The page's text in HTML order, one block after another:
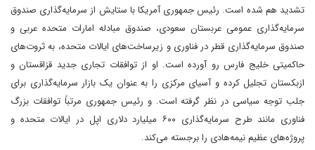
تشدید هم شده است. رئیس جمهوری آمریکا با ستایش از سرمایه‌گذاری صندوق
سرمایه‌گذاری عمومی عربستان سعودی، صندوق مبادله امارات متحده عربی و
صندوق سرمایه‌گذاری قطر در فناوری و زیرساخت‌های ایالات متحده، به ثروت‌های
حاکمیتی خلیج فارس رو آورده است. او از توافقات تجاری جدید قزاقستان و
ازبکستان تجلیل کرده و آسیای مرکزی را به عنوان یک بازار سرمایه‌گذاری برای
جلب توجه سیاسی در نظر گرفته است. و رئیس جمهوری مرتباً توافقات بزرگ
فناوری مانند طرح سرمایه‌گذاری ۶۰۰ میلیارد دلاری اپل در ایالات متحده و
پروژه‌های عظیم نیمه‌هادی را برجسته می‌کند.